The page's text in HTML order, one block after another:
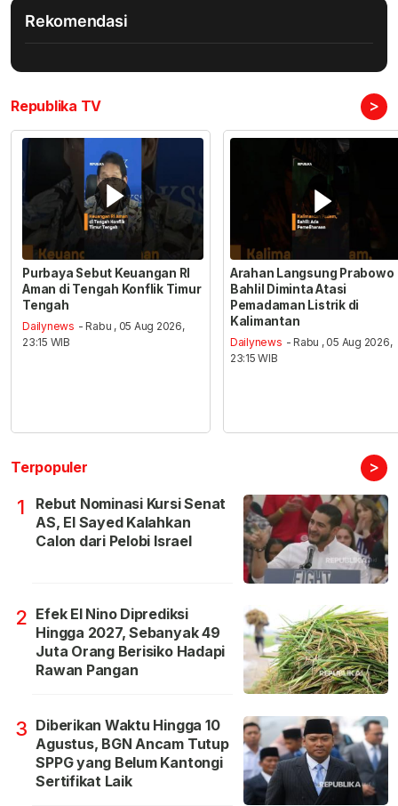
Rekomendasi
Republika TV >
Purbaya Sebut Keuangan RI
Aman di Tengah Konflik Timur
Tengah
Dailynews - Rabu , 05 Aug 2026,
23:15 WIB
Arahan Langsung Prabowo
Bahlil Diminta Atasi
Pemadaman Listrik di
Kalimantan
Dailynews - Rabu , 05 Aug 2026,
23:15 WIB
Terpopuler >
1
Rebut Nominasi Kursi Senat
AS, El Sayed Kalahkan
Calon dari Pelobi Israel
2 Efek El Nino Diprediksi
Hingga 2027, Sebanyak 49
Juta Orang Berisiko Hadapi
Rawan Pangan
3 Diberikan Waktu Hingga 10
Agustus, BGN Ancam Tutup
SPPG yang Belum Kantongi
Sertifikat Laik